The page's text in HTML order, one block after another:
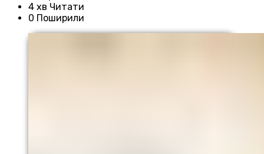
4 хв Читати
0 Поширили